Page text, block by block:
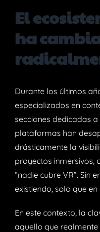
El
ha
Durante los últimos
especializados en
secciones dedicadas
plataformas han
drásticamente la
proyectos inmersivos,
“nadie cubre VR”. Sin
existiendo, solo que
En este contexto, la
aquello que